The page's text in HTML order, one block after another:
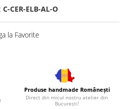
C-CER-ELB-AL-O
la Favorite
Produse handmade Românești
Direct din micul nostru atelier din
București!